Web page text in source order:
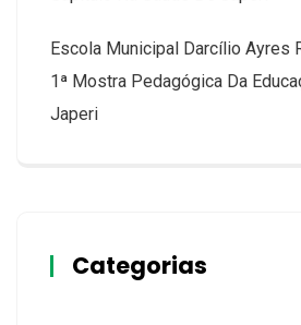
Escola Municipal Darcílio Ayres
1ª Mostra Pedagógica Da
Japeri
Categorias